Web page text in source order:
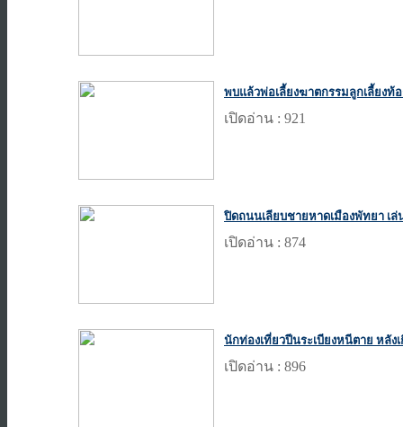
พบแล้วพ่อเลี้ยงฆาตกรรมลูกเลี้ยง
เปิดอ่าน : 921
ปิดถนนเลียบชายหาดเมืองพัทยา เ
เปิดอ่าน : 874
นักท่องเที่ยวปีนระเบียงหนีตาย หลัง
เปิดอ่าน : 896